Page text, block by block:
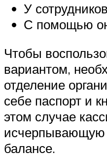
У
С помощью
Чтобы
вариантом,
отделение
себе паспорт и
этом случае
балансе.